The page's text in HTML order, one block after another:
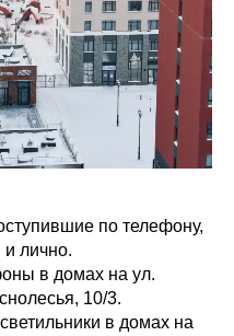
по телефону,
лично.
в домах на ул.
10/3.
в домах на